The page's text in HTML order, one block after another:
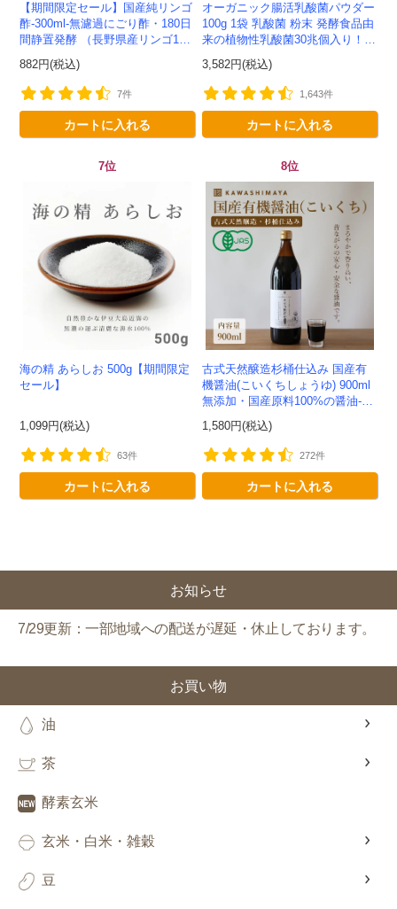
【期間限定セール】国産純リンゴ
酢-300ml-無濾過にごり酢・180日
間静置発酵 （長野県産リンゴ10
0%）-かわしま屋-
882円(税込)
7件
カートに入れる
オーガニック腸活乳酸菌パウダー
100g 1袋 乳酸菌 粉末 発酵食品由
来の植物性乳酸菌30兆個入り！有
機JAS認定 -かわしま屋- 【送料無
料】 *メ...
3,582円(税込)
1,643件
カートに入れる
7位
海の精 あらしお 500g【期間限定
セール】
1,099円(税込)
63件
カートに入れる
8位
古式天然醸造杉桶仕込み 国産有
機醤油(こいくちしょうゆ) 900ml
無添加・国産原料100%の醤油-か
わしま屋-
1,580円(税込)
272件
カートに入れる
お知らせ
7/29更新：一部地域への配送が遅延・休止しております。
お買い物
油
茶
酵素玄米
玄米・白米・雑穀
豆